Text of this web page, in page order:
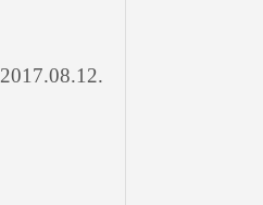
2017.08.12.